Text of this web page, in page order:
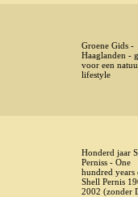
Groene Gids -
Haaglanden -
voor een
lifestyle
Honderd jaar
Perniss - One
hundred years
Shell Pernis
2002 (zonder